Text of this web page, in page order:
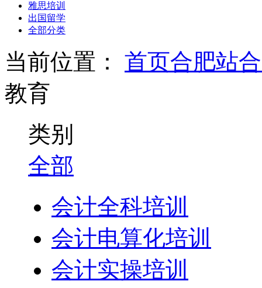
雅思培训
出国留学
全部分类
当前位置： 首页合肥站
教育
类别
全部
会计全科培训
会计电算化培训
会计实操培训